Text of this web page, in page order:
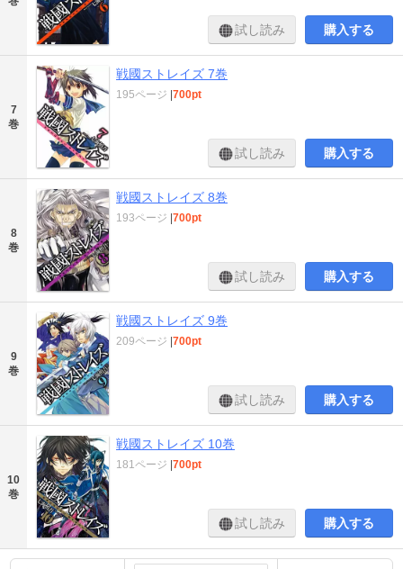
試し読み 購入する
7
巻
戦國ストレイズ 7巻
195ページ |700pt
試し読み 購入する
8
巻
戦國ストレイズ 8巻
193ページ |700pt
試し読み 購入する
9
巻
戦國ストレイズ 9巻
209ページ |700pt
試し読み 購入する
10
巻
戦國ストレイズ 10巻
181ページ |700pt
試し読み 購入する